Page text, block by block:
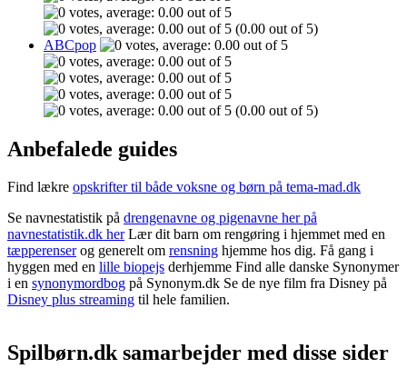
(0.00 out of 5)
ABCpop
(0.00 out of 5)
Anbefalede guides
Find lækre opskrifter til både voksne og børn på tema-mad.dk
Se navnestatistik på drengenavne og pigenavne her på
navnestatistik.dk herLær dit barn om rengøring i hjemmet med en
tæpperenserog generelt om rensning hjemme hos dig. Få gang i
hyggen med en lille biopejs derhjemme Find alle danske Synonymer
i en synonymordbog på Synonym.dk Se de nye film fra Disney på
Disney plus streaming til hele familien.
Spilbørn.dk samarbejder med disse sider